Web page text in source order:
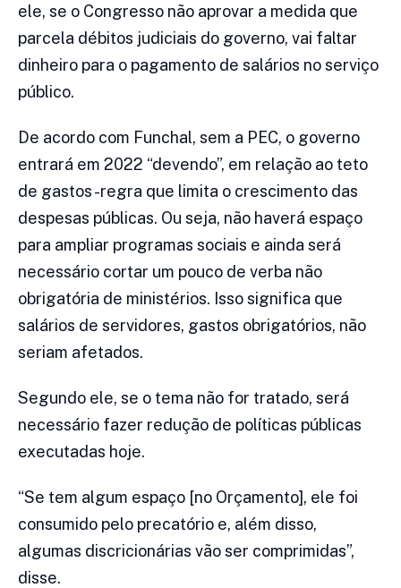
ele, se o Congresso não aprovar a medida que
parcela débitos judiciais do governo, vai faltar
dinheiro para o pagamento de salários no serviço
público.
De acordo com Funchal, sem a PEC, o governo
entrará em 2022 “devendo”, em relação ao teto
de gastos -regra que limita o crescimento das
despesas públicas. Ou seja, não haverá espaço
para ampliar programas sociais e ainda será
necessário cortar um pouco de verba não
obrigatória de ministérios. Isso significa que
salários de servidores, gastos obrigatórios, não
seriam afetados.
Segundo ele, se o tema não for tratado, será
necessário fazer redução de políticas públicas
executadas hoje.
“Se tem algum espaço [no Orçamento], ele foi
consumido pelo precatório e, além disso,
algumas discricionárias vão ser comprimidas”,
disse.